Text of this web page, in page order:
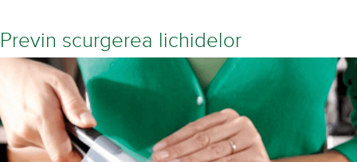
Previn scurgerea lichidelor